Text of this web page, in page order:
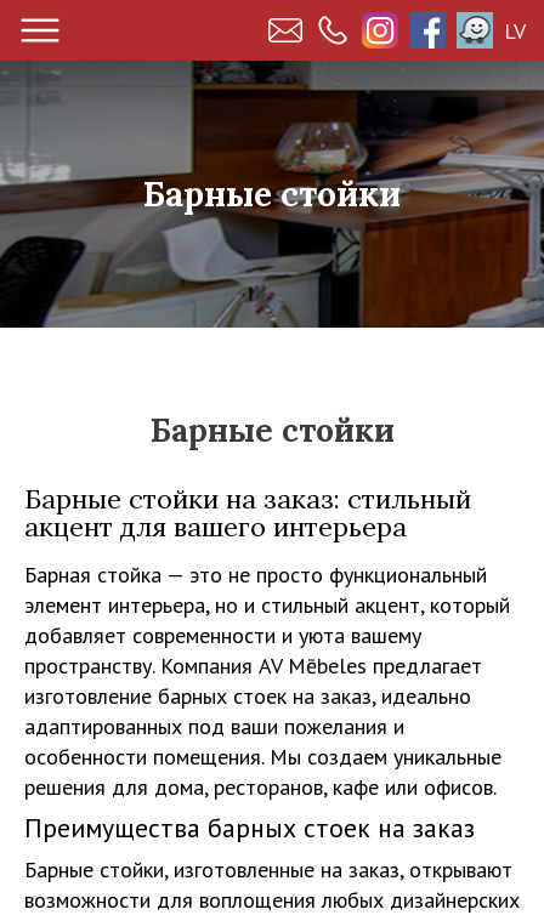
LV
Барные стойки
Барные стойки
Барные стойки на заказ: стильный
акцент для вашего интерьера
Барная стойка — это не просто функциональный
элемент интерьера, но и стильный акцент, который
добавляет современности и уюта вашему
пространству. Компания AV Mēbeles предлагает
изготовление барных стоек на заказ, идеально
адаптированных под ваши пожелания и
особенности помещения. Мы создаем уникальные
решения для дома, ресторанов, кафе или офисов.
Преимущества барных стоек на заказ
Барные стойки, изготовленные на заказ, открывают
возможности для воплощения любых дизайнерских